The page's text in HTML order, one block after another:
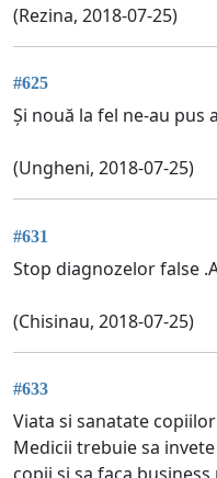
(Rezina, 2018-07-25)
#625
Și nouă la fel ne-au pus
(Ungheni, 2018-07-25)
#631
Stop diagnozelor false
(Chisinau, 2018-07-25)
#633
Viata si sanatate
Medicii trebuie sa